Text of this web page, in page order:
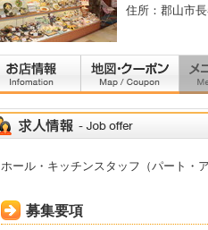
住所：郡山市
ホール・キッチンスタッフ（パート・
募集要項